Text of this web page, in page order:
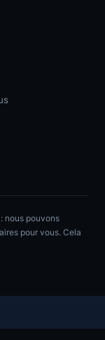
nous pouvons
pour vous. Cela